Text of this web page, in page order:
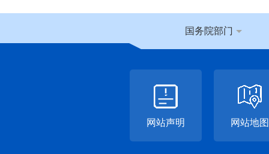
国务院部门
网站声明 网站地图